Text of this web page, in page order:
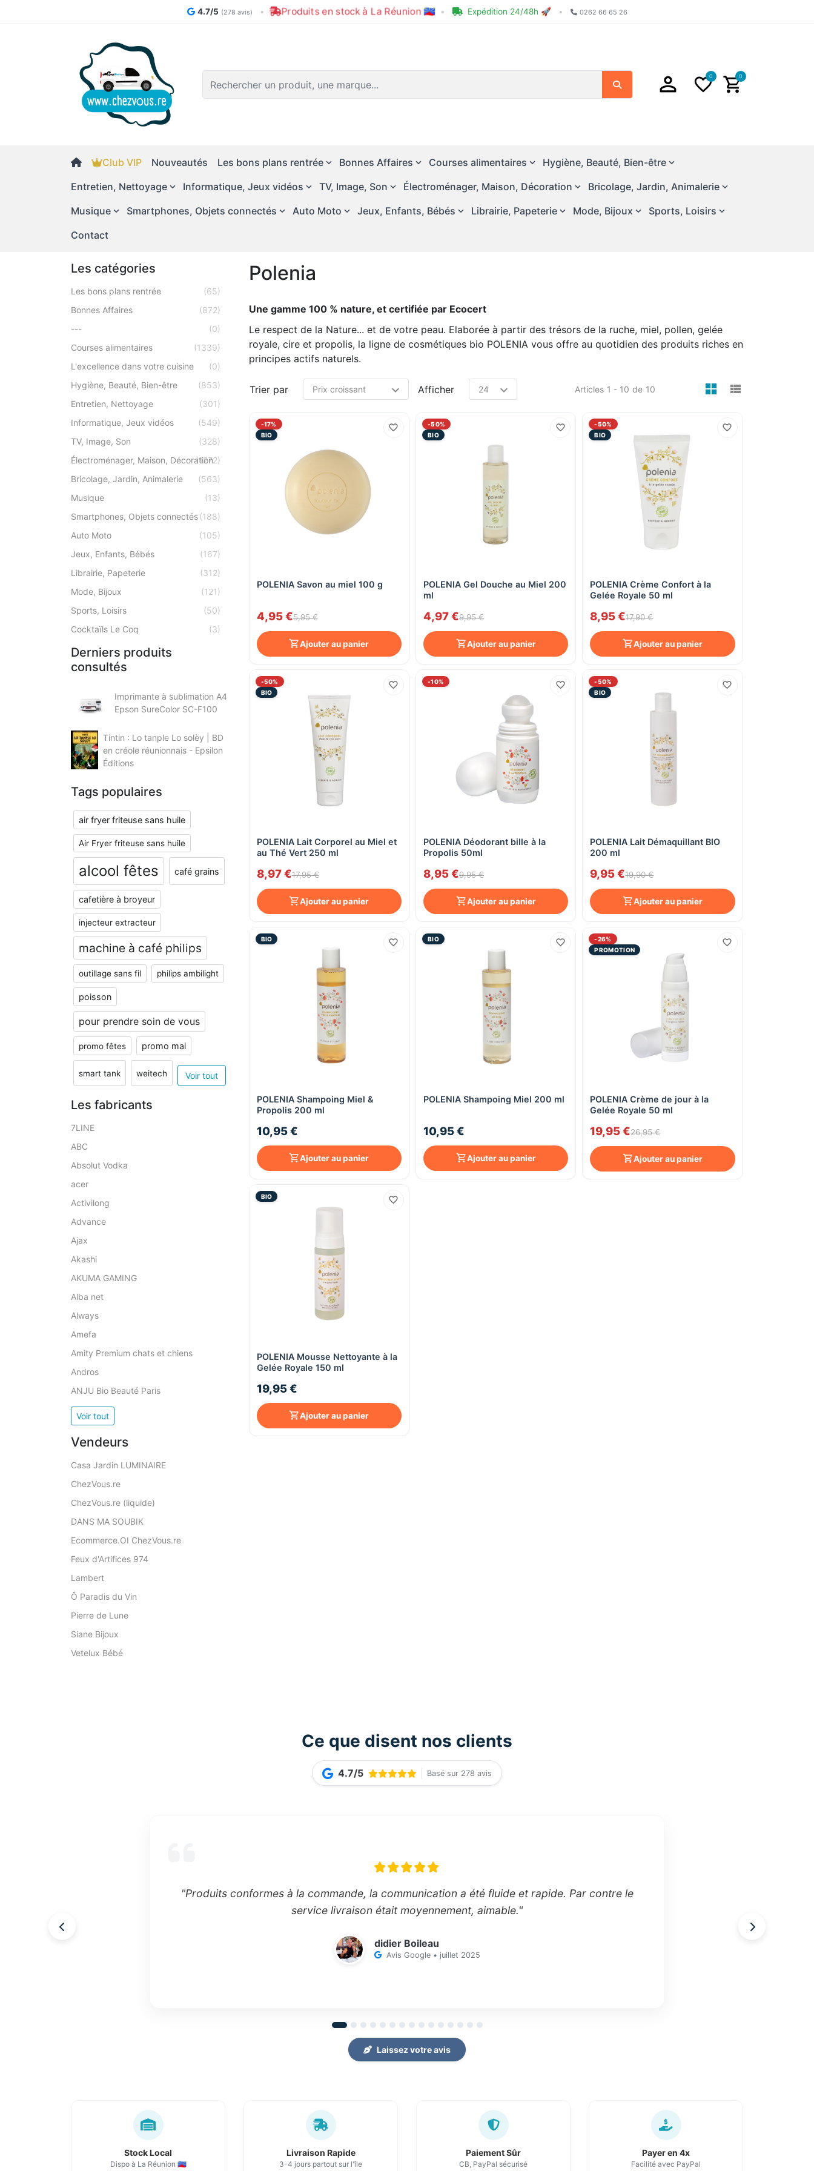
4.7/5 (278 avis) • Produits en stock à La Réunion 🇷🇪 • Expédition 24/48h 🚀 • 0262 66 65 26
Chercher
0 0
Club VIP Nouveautés Les bons plans rentrée Bonnes Affaires Courses alimentaires
Hygiène, Beauté, Bien-être
Entretien, Nettoyage
Informatique, Jeux vidéos TV, Image, Son Électroménager, Maison, Décoration
Bricolage, Jardin, Animalerie
Musique
Smartphones, Objets connectés Auto Moto Jeux, Enfants, Bébés Librairie, Papeterie Mode, Bijoux
Sports, Loisirs
Contact
Les catégories
Les bons plans rentrée
(65)
Bonnes Affaires
(872)
---
(0)
Courses alimentaires
(1339)
L'excellence dans votre cuisine
(0)
Hygiène, Beauté, Bien-être
(853)
Entretien, Nettoyage
(301)
Informatique, Jeux vidéos
(549)
TV, Image, Son
(328)
Électroménager, Maison, Décoration
(1272)
Bricolage, Jardin, Animalerie
(563)
Musique
(13)
Smartphones, Objets connectés(188)
Auto Moto
(105)
Jeux, Enfants, Bébés
(167)
Librairie, Papeterie
(312)
Mode, Bijoux
(121)
Sports, Loisirs
(50)
Cocktaïls Le Coq
(3)
Derniers produits
consultés
Imprimante à sublimation A4
Epson SureColor SC-F100
Tintin : Lo tanple Lo solèy | BD
en créole réunionnais - Epsilon
Éditions
Tags populaires
air fryer friteuse sans huile
Air Fryer friteuse sans huile
alcool fêtes café grains
cafetière à broyeur
injecteur extracteur
machine à café philips
outillage sans fil philips ambilight
poisson
pour prendre soin de vous
promo fêtes promo mai
smart tank weitech Voir tout
Les fabricants
7LINE
ABC
Absolut Vodka
acer
Activilong
Advance
Ajax
Akashi
AKUMA GAMING
Alba net
Always
Amefa
Amity Premium chats et chiens
Andros
ANJU Bio Beauté Paris
Voir tout
Vendeurs
Casa Jardin LUMINAIRE
ChezVous.re
ChezVous.re (liquide)
DANS MA SOUBIK
Ecommerce.OI ChezVous.re
Feux d'Artifices 974
Lambert
Ô Paradis du Vin
Pierre de Lune
Siane Bijoux
Vetelux Bébé
Polenia
Une gamme 100 % nature, et certifiée par Ecocert
Le respect de la Nature... et de votre peau. Elaborée à partir des trésors de la ruche, miel, pollen, gelée
royale, cire et propolis, la ligne de cosmétiques bio POLENIA vous offre au quotidien des produits riches en
principes actifs naturels.
Trier par Articles 1 - 10 de 10
Afficher viewmode
-17%
BIO
Aperçu rapide
POLENIA Savon au miel 100 g
4,95 €5,95 €
Ajouter au panier
-50%
BIO
Aperçu rapide
POLENIA Gel Douche au Miel 200
ml
4,97 €9,95 €
Ajouter au panier
-50%
BIO
Aperçu rapide
POLENIA Crème Confort à la
Gelée Royale 50 ml
8,95 €17,90 €
Ajouter au panier
-50%
BIO
Aperçu rapide
POLENIA Lait Corporel au Miel et
au Thé Vert 250 ml
8,97 €17,95 €
Ajouter au panier
-10%
Aperçu rapide
POLENIA Déodorant bille à la
Propolis 50ml
8,95 €9,95 €
Ajouter au panier
-50%
BIO
Aperçu rapide
POLENIA Lait Démaquillant BIO
200 ml
9,95 €19,90 €
Ajouter au panier
BIO
Aperçu rapide
POLENIA Shampoing Miel &
Propolis 200 ml
10,95 €
Ajouter au panier
BIO
Aperçu rapide
POLENIA Shampoing Miel 200 ml
10,95 €
Ajouter au panier
-26%
PROMOTION
Aperçu rapide
POLENIA Crème de jour à la
Gelée Royale 50 ml
19,95 €26,95 €
Ajouter au panier
BIO
Aperçu rapide
POLENIA Mousse Nettoyante à la
Gelée Royale 150 ml
19,95 €
Ajouter au panier
Ce que disent nos clients
4.7/5 Basé sur 278 avis
"Produits conformes à la commande, la communication a été fluide et rapide. Par contre le
service livraison était moyennement, aimable."
didier Boileau
Avis Google • juillet 2025
Laissez votre avis
Stock Local
Dispo à La Réunion 🇷🇪
Livraison Rapide
3-4 jours partout sur l'île
Paiement Sûr
CB, PayPal sécurisé
Payer en 4x
Facilité avec PayPal